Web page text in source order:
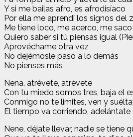
Y si me bailas afro, es afrodisíaco
Por ella me aprendí los signos del
Me tiene loco, me acerco, me
Quiero saber si tú piensas igual
Aprovéchame otra vez
No dejémosle paso a lo demás
No pienses más
Nena, atrévete, atrévete
Con tu miedo somos tres, baja el
Conmigo no te limites, ven y
El tiempo va corriendo, adelántate
Nene, déjate llevar, nadie se tiene